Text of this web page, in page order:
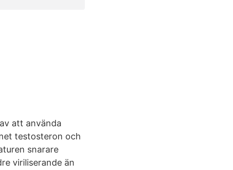
att använda
testosteron och
snarare
viriliserande än